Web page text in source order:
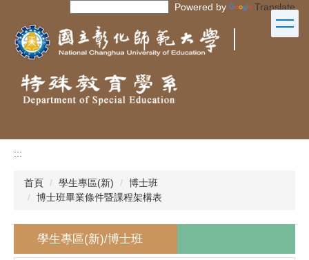
主
Powered by Translate
:::
首頁 學生專區(新)
博士班
博士班畢業條件暨課程架構表
學生專區(新)/博士班